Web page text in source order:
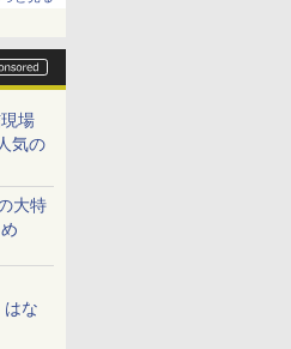
場
気の
大特
はな